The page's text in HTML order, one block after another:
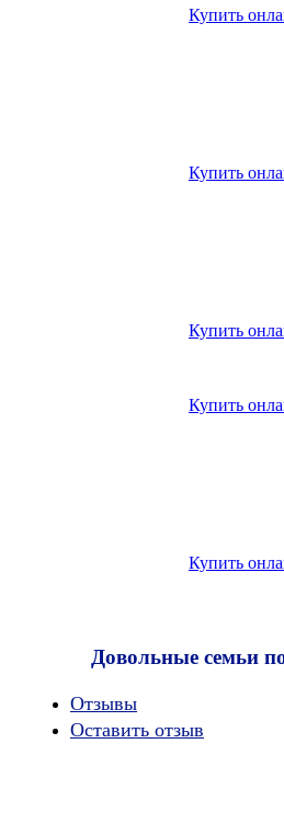
Купить
Купить
Купить
Купить
Купить
Довольные семьи
Oтзывы
Оставить отзыв